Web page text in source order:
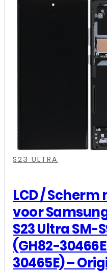
,,,
S23 ULTRA
LCD /
voor
S23 Ultra SM-
(GH82-
30465E) –